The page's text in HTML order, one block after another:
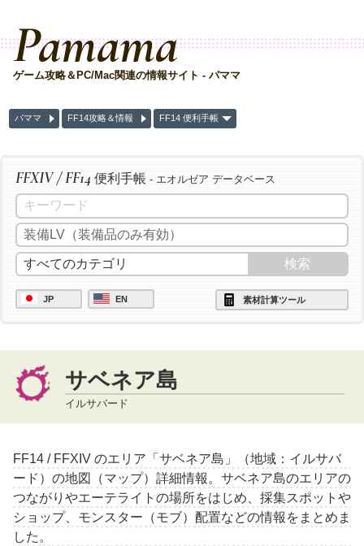
Pamama
ゲーム攻略＆PC/Mac関連の情報サイト - パママ
パママ FF14攻略＆情報 FF14 便利手帳
FFXIV / FF14 便利手帳 - エオルゼア データベース
JP EN 素材計算ツール
サベネア島
イルサバード
FF14 / FFXIV のエリア「サベネア島」（地域：イルサバ
ード）の地図（マップ）詳細情報。サベネア島のエリアの
つながりやエーテライトの場所をはじめ、採集スポットや
ショップ、モンスター（モブ）配置などの情報をまとめま
した。